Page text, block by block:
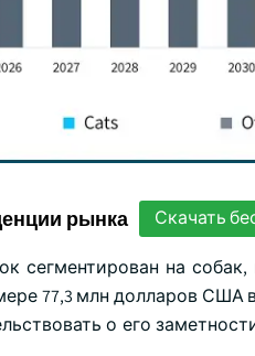
рынка Скачать
сегментирован на
77,3 млн долларов США в
о его